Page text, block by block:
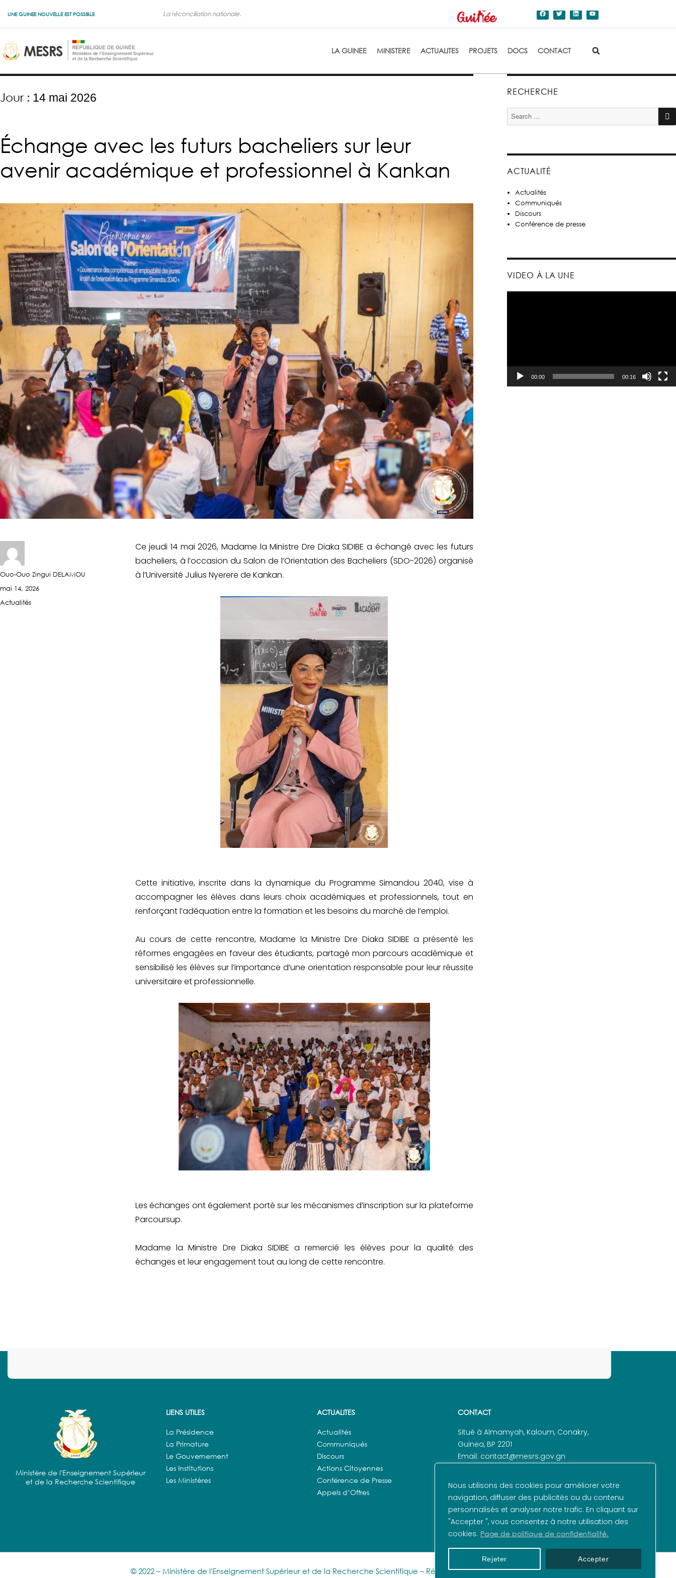
Nous utilisons des cookies pour améliorer votre
navigation, diffuser des publicités ou du contenu
personnalisés et analyser notre trafic. En cliquant sur
"Accepter ", vous consentez à notre utilisation des
cookies. Page de politique de confidentialité.
Rejeter Accepter
UNE GUINEE NOUVELLE EST POSSIBLE La réconciliation nationale. La refondation de l'Etat.
LA GUINEE MINISTERE ACTUALITES PROJETS DOCS CONTACT
Jour : 14 mai 2026
Échange avec les futurs bacheliers sur leur
avenir académique et professionnel à Kankan
Ce jeudi 14 mai 2026, Madame la Ministre Dre Diaka SIDIBE a échangé avec les futurs
bacheliers, à l’occasion du Salon de l’Orientation des Bacheliers (SDO-2026) organisé
à l’Université Julius Nyerere de Kankan.
Cette initiative, inscrite dans la dynamique du Programme Simandou 2040, vise à
accompagner les élèves dans leurs choix académiques et professionnels, tout en
renforçant l’adéquation entre la formation et les besoins du marché de l’emploi.
Au cours de cette rencontre, Madame la Ministre Dre Diaka SIDIBE a présenté les
réformes engagées en faveur des étudiants, partagé mon parcours académique et
sensibilisé les élèves sur l’importance d’une orientation responsable pour leur réussite
universitaire et professionnelle.
Les échanges ont également porté sur les mécanismes d’inscription sur la plateforme
Parcoursup.
Madame la Ministre Dre Diaka SIDIBE a remercié les élèves pour la qualité des
échanges et leur engagement tout au long de cette rencontre.
Ouo-Ouo Zingui DELAMOU
mai 14, 2026
Actualités
RECHERCHE
ACTUALITÉ
Actualités
Communiqués
Discours
Conférence de presse
VIDEO À LA UNE
00:00 00:16
Ministère de l'Enseignement Supérieur
et de la Recherche Scientifique
LIENS UTILES
La Présidence
La Primature
Le Gouvernement
Les Institutions
Les Ministères
ACTUALITES
Actualités
Communiqués
Discours
Actions Citoyennes
Conférence de Presse
Appels d’Offres
CONTACT
Situé à Almamyah, Kaloum, Conakry,
Guinea, BP 2201
Email: contact@mesrs.gov.gn
© 2022 – Ministère de l'Enseignement Supérieur et de la Recherche Scientifique – Réalisé par l’ANDE